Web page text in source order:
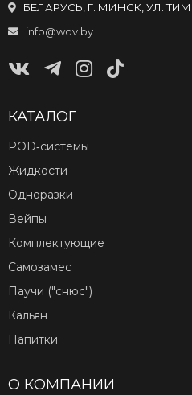
БЕЛАРУСЬ, Г. МИНСК, УЛ.
info@wov.by
КАТАЛОГ
POD‑системы
Жидкости
Одноразки
Вейпы
Комплектующие
Самозамес
Паучи ("снюс")
Кальян
Напитки
О КОМПАНИИ